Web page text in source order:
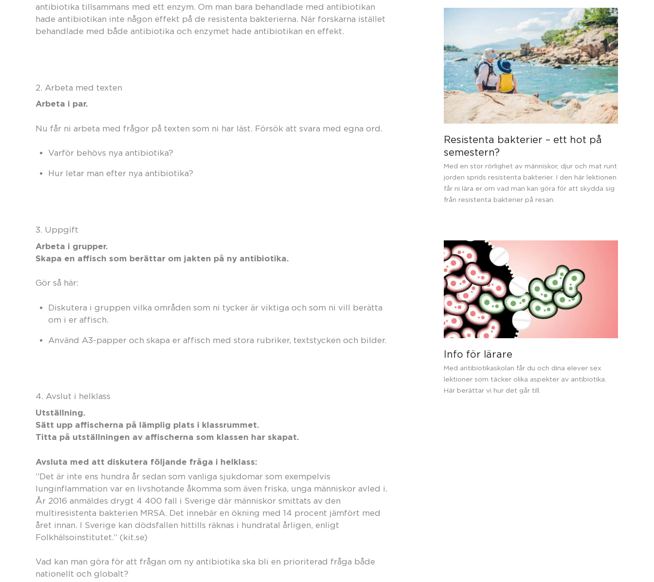
antibiotika tillsammans med ett enzym. Om man bara behandlade med antibiotikan
hade antibiotikan inte någon effekt på de resistenta bakterierna. När forskarna istället
behandlade med både antibiotika och enzymet hade antibiotikan en effekt.
2. Arbeta med texten
Arbeta i par.
Nu får ni arbeta med frågor på texten som ni har läst. Försök att svara med egna ord.
Varför behövs nya antibiotika?
Hur letar man efter nya antibiotika?
3. Uppgift
Arbeta i grupper.
Skapa en affisch som berättar om jakten på ny antibiotika.
Gör så här:
Diskutera i gruppen vilka områden som ni tycker är viktiga och som ni vill berätta
om i er affisch.
Använd A3-papper och skapa er affisch med stora rubriker, textstycken och bilder.
4. Avslut i helklass
Utställning.
Sätt upp affischerna på lämplig plats i klassrummet.
Titta på utställningen av affischerna som klassen har skapat.
Avsluta med att diskutera följande fråga i helklass:
”Det är inte ens hundra år sedan som vanliga sjukdomar som exempelvis
lunginflammation var en livshotande åkomma som även friska, unga människor avled i.
År 2016 anmäldes drygt 4 400 fall i Sverige där människor smittats av den
multiresistenta bakterien MRSA. Det innebär en ökning med 14 procent jämfört med
året innan. I Sverige kan dödsfallen hittills räknas i hundratal årligen, enligt
Folkhälsoinstitutet.” (kit.se)
Vad kan man göra för att frågan om ny antibiotika ska bli en prioriterad fråga både
nationellt och globalt?
Resistenta bakterier – ett hot på
semestern?
Med en stor rörlighet av människor, djur och mat runt
jorden sprids resistenta bakterier. I den här lektionen
får ni lära er om vad man kan göra för att skydda sig
från resistenta bakterier på resan.
Info för lärare
Med antibiotikaskolan får du och dina elever sex
lektioner som täcker olika aspekter av antibiotika.
Här berättar vi hur det går till.